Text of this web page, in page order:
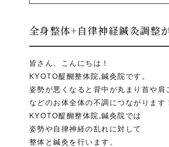
全身整体+自律神経鍼灸調整
皆さん、こんにちは！
KYOTO醍醐整体院,鍼灸院です。
姿勢が悪くなると背中が丸まり首や
などのお体全体の不調につながります
KYOTO醍醐整体院,鍼灸院では
姿勢や自律神経の乱れに対して
整体と鍼灸を行います。